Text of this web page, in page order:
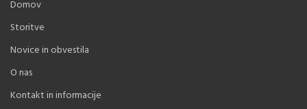
Domov
Storitve
Novice in obvestila
O nas
Kontakt in informacije